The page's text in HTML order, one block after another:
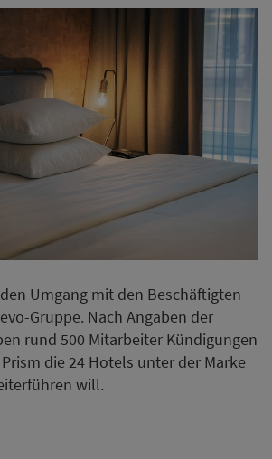
Umgang mit den Beschäftigten
Gruppe. Nach Angaben der
rund 500 Mitarbeiter Kündigungen
die 24 Hotels unter der Marke
will.